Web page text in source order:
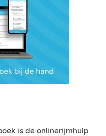
is de onlinerijmhulp